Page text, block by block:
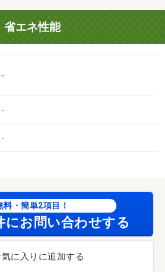
省エネ性能
-
-
-
料・簡単2項目！
にお問い合わせする
気に入りに追加する